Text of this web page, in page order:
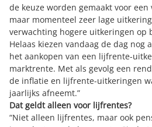
de keuze worden gemaakt voor een
maar momenteel zeer lage
verwachting hogere uitkeringen op
Helaas kiezen vandaag de dag nog
het aankopen van een lijfrente-
marktrente. Met als gevolg een
de inflatie en lijfrente-uitkeringen
jaarlijks afneemt.”
Dat geldt alleen voor lijfrentes?
“Niet alleen lijfrentes, maar ook